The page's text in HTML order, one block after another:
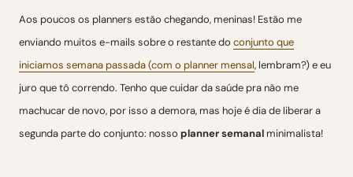
Aos poucos os planners estão chegando, meninas! Estão me
enviando muitos e-mails sobre o restante do conjunto que
iniciamos semana passada (com o planner mensal, lembram?) e eu
juro que tô correndo. Tenho que cuidar da saúde pra não me
machucar de novo, por isso a demora, mas hoje é dia de liberar a
segunda parte do conjunto: nosso planner semanal minimalista!